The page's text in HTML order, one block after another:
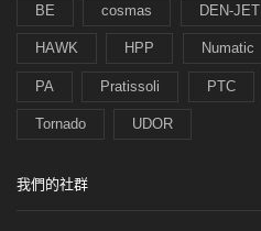
BE cosmas DEN-JET
HAWK HPP Numatic
PA Pratissoli PTC
Tornado UDOR
我們的社群